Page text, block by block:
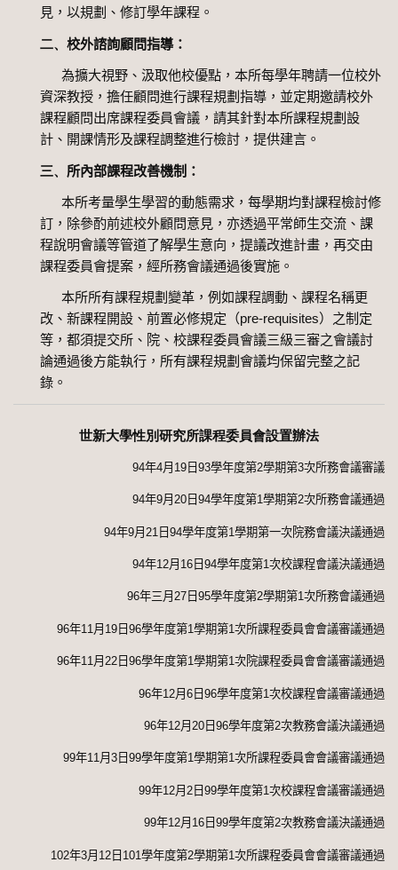
見，以規劃、修訂學年課程。
二、校外諮詢顧問指導：
為擴大視野、汲取他校優點，本所每學年聘請一位校外
資深教授，擔任顧問進行課程規劃指導，並定期邀請校外
課程顧問出席課程委員會議，請其針對本所課程規劃設
計、開課情形及課程調整進行檢討，提供建言。
三、 所內部課程改善機制：
本所考量學生學習的動態需求，每學期均對課程檢討修
訂，除參酌前述校外顧問意見，亦透過平常師生交流、課
程說明會議等管道了解學生意向，提議改進計畫，再交由
課程委員會提案，經所務會議通過後實施。
本所所有課程規劃變革，例如課程調動、課程名稱更
改、新課程開設、前置必修規定（pre-requisites）之制定
等，都須提交所、院、校課程委員會議三級三審之會議討
論通過後方能執行，所有課程規劃會議均保留完整之記
錄。
世新大學性別研究所課程委員會設置辦法
94年4月 19日 93學年度第2學期第3次所務會議審議
94年9月 20日 94學年度第1學期第2次所務會議通過
94年9月 21 日 94學年度第1學期第一次院務會議決議通過
94年12月 16日 94學年度第1次校課程會議決議通過
96年三月 27日 95學年度第2學期第1次所務會議通過
96年11 月 19日 96學年度第1 學期第1 次所課程委員會會議審議通過
96年11月 22日 96學年度第1學期第1次院課程委員會會議審議通過
96年12月 6日 96學年度第1次校課程會議審議通過
96年12月 20日 96學年度第2次教務會議決議通過
99年11月 3日 99學年度第1學期第1次所課程委員會會議審議通過
99年12月 2日 99學年度第1 次校課程會議審議通過
99年12月 16日 99學年度第2次教務會議決議通過
102年3月 12日 101學年度第2學期第1次所課程委員會會議審議通過